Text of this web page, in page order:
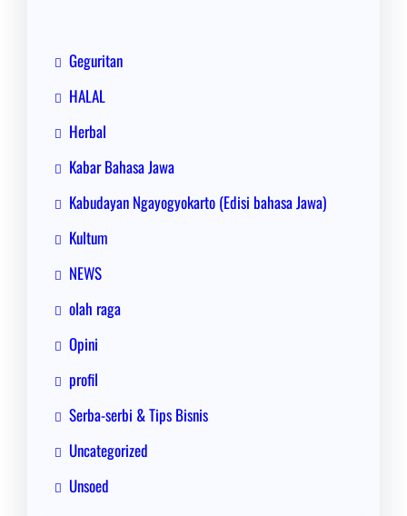
Geguritan
HALAL
Herbal
Kabar Bahasa Jawa
Kabudayan Ngayogyokarto (Edisi bahasa Jawa)
Kultum
NEWS
olah raga
Opini
profil
Serba-serbi & Tips Bisnis
Uncategorized
Unsoed